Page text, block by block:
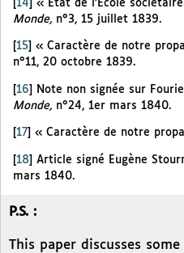
[14] « État de l’Ecole
Monde, n°3, 15 juillet 1839.
15 « Caractère de notre
n°11, 20 octobre 1839.
[16] Note non signée sur
Monde, n°24, 1er mars 1840.
17 « Caractère de notre
[18] Article signé Eugène
mars 1840.
P.S. :
This paper discusses